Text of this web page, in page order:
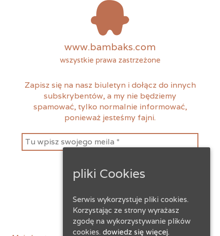
www.bambaks.com
wszystkie prawa zastrzeżone
Zapisz się na nasz biuletyn i dołącz do innych
subskrybentów, a my nie będziemy
spamować, tylko normalnie informować,
ponieważ jesteśmy fajni.
instagramfacebook
pliki Cookies
Serwis wykorzystuje pliki cookies.
Korzystając ze strony wyrażasz
zgodę na wykorzystywanie plików
cookies. dowiedz się więcej.